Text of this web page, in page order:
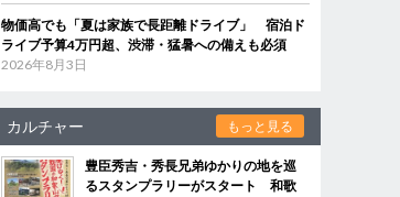
物価高でも「夏は家族で長距離ドライブ」 宿泊ド
ライブ予算4万円超、渋滞・猛暑への備えも必須
2026年8月3日
カルチャー もっと見る
豊臣秀吉・秀長兄弟ゆかりの地を巡
るスタンプラリーがスタート 和歌